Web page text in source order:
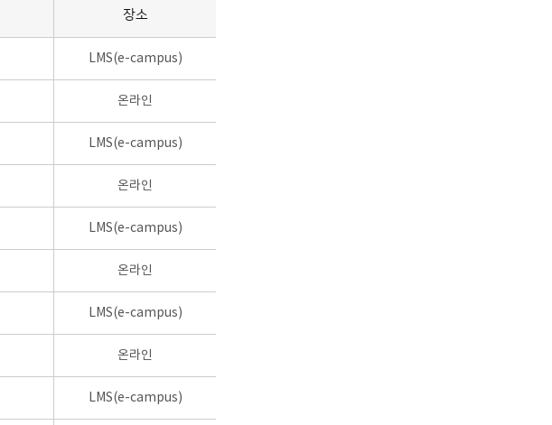
장소
LMS(e-campus)
온라인
LMS(e-campus)
온라인
LMS(e-campus)
온라인
LMS(e-campus)
온라인
LMS(e-campus)